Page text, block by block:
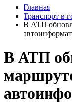
Главная
Транспорт в
В АТП
В АТП